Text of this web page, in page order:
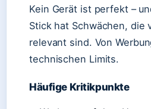
Kein Gerät ist perfekt –
Stick hat Schwächen, die
relevant sind. Von
technischen Limits.
Häufige Kritikpunkte